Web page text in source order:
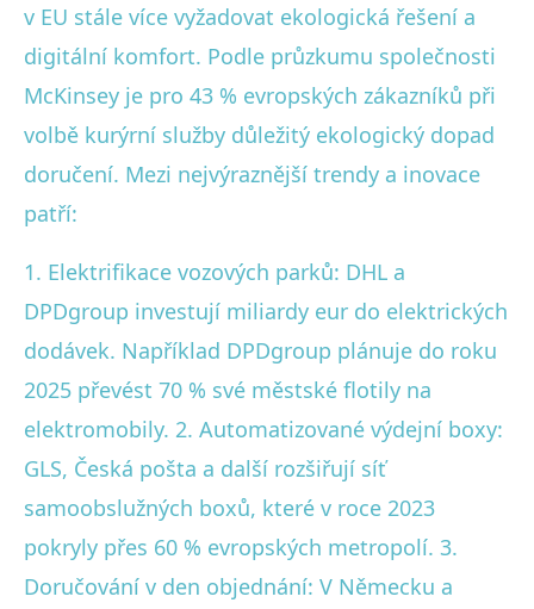
v EU stále více vyžadovat ekologická řešení a
digitální komfort. Podle průzkumu společnosti
McKinsey je pro 43 % evropských zákazníků při
volbě kurýrní služby důležitý ekologický dopad
doručení. Mezi nejvýraznější trendy a inovace
patří:
1. Elektrifikace vozových parků: DHL a
DPDgroup investují miliardy eur do elektrických
dodávek. Například DPDgroup plánuje do roku
2025 převést 70 % své městské flotily na
elektromobily. 2. Automatizované výdejní boxy:
GLS, Česká pošta a další rozšiřují síť
samoobslužných boxů, které v roce 2023
pokryly přes 60 % evropských metropolí. 3.
Doručování v den objednání: V Německu a